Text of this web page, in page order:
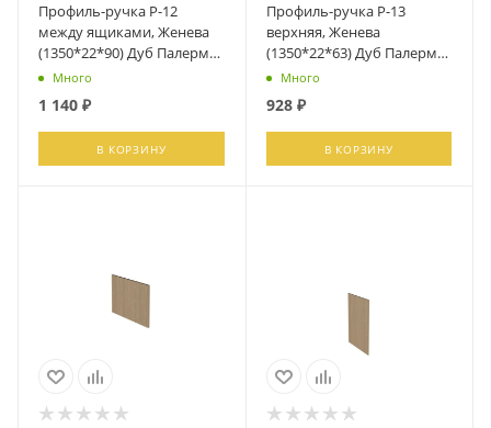
Профиль-ручка Р-12
между ящиками, Женева
(1350*22*90) Дуб Палермо,
21965
Много
1 140 ₽
В КОРЗИНУ
Профиль-ручка Р-13
верхняя, Женева
(1350*22*63) Дуб Палермо,
21966
Много
928₽
В КОРЗИНУ